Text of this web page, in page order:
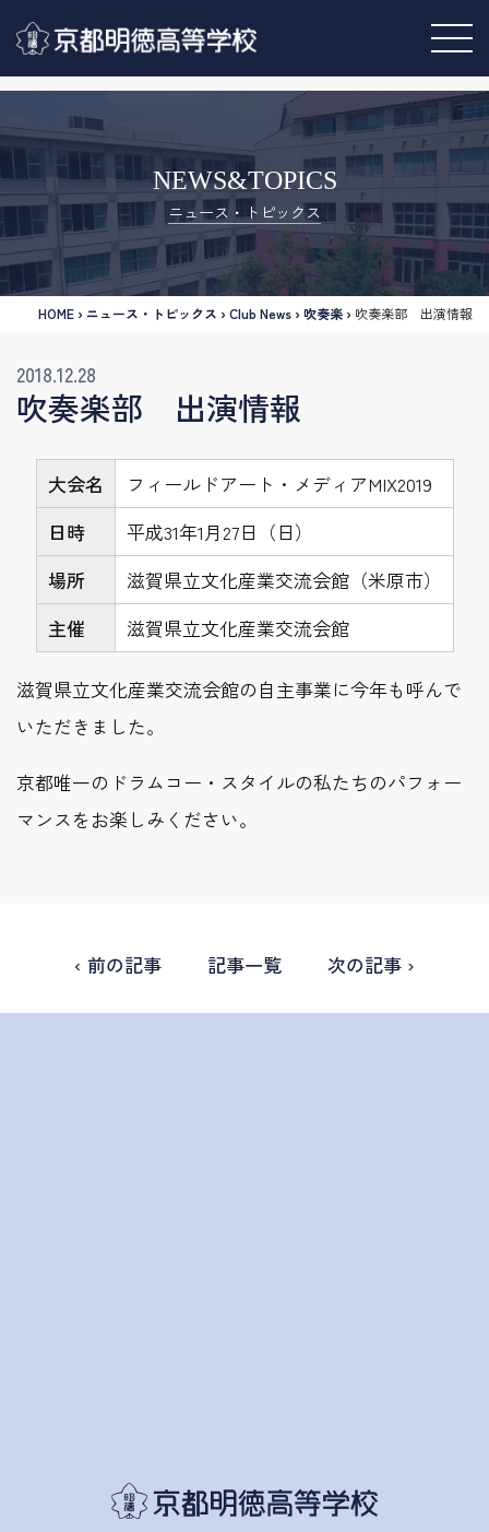
NEWS&TOPICS
ニュース・トピックス
HOME › ニュース・トピックス ›Club News ›吹奏楽 › 吹奏楽部 出演情報
2018.12.28
吹奏楽部 出演情報
大会名
フィールドアート・メディアMIX2019
日時
平成31年1月27日（日）
場所
滋賀県立文化産業交流会館（米原市）
主催
滋賀県立文化産業交流会館
滋賀県立文化産業交流会館の自主事業に今年も呼んで
いただきました。
京都唯一のドラムコー・スタイルの私たちのパフォー
マンスをお楽しみください。
‹ 前の記事 記事一覧 次の記事 ›